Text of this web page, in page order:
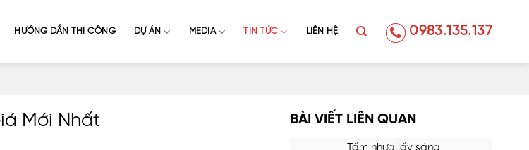
HƯỚNG DẪN THI CÔNG DỰ ÁN MEDIA TIN TỨC LIÊN HỆ 0983.135.137
Mới Nhất BÀI VIẾT LIÊN QUAN